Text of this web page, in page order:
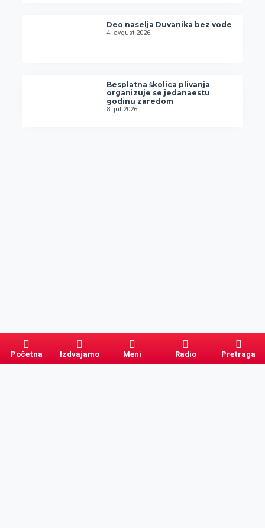
Deo naselja Duvanika bez vode
4. avgust 2026.
Besplatna školica plivanja
organizuje se jedanaestu
godinu zaredom
8. jul 2026.
Početna Izdvajamo Meni Radio Pretraga